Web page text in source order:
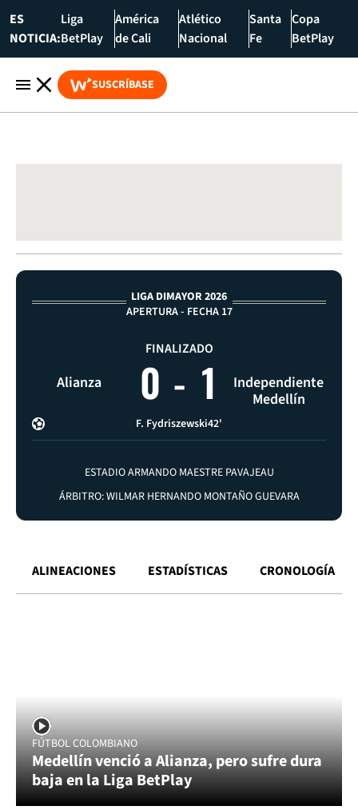
ES
NOTICIA:
Liga
BetPlay
América
de Cali
Atlético
Nacional
Santa
Fe
Copa
BetPlay
SUSCRÍBASE
LIGA DIMAYOR 2026
APERTURA - FECHA 17
Alianza
FINALIZADO
0 - 1
Independiente
Medellín
F. Fydriszewski42'
ESTADIO ARMANDO MAESTRE PAVAJEAU
ÁRBITRO: WILMAR HERNANDO MONTAÑO GUEVARA
ALINEACIONES ESTADÍSTICAS CRONOLOGÍA
FÚTBOL COLOMBIANO
Medellín venció a Alianza, pero sufre dura
baja en la Liga BetPlay